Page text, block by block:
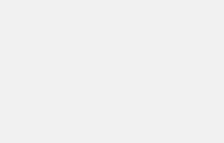
l’applaudissent